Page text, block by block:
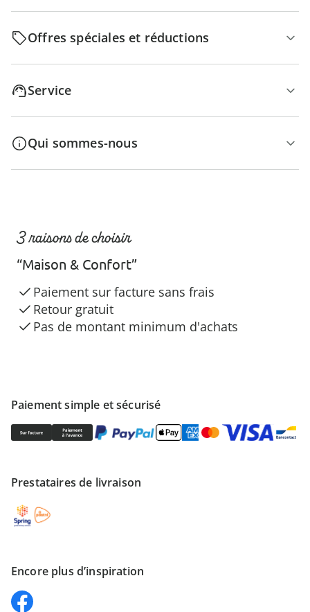
Offres spéciales et réductions
Service
Qui sommes-nous
Paiement simple et sécurisé
Prestataires de livraison
Encore plus d’inspiration
3 raisons de choisir
“Maison & Confort”
Paiement sur facture sans frais
Retour gratuit
Pas de montant minimum d'achats